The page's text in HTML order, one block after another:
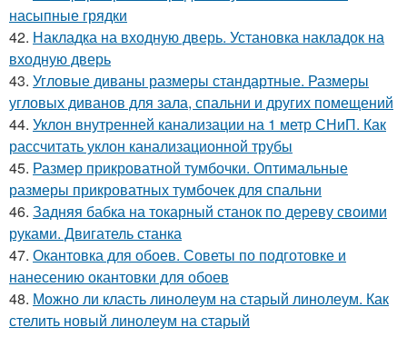
насыпные грядки
42. Накладка на входную дверь. Установка накладок на
входную дверь
43. Угловые диваны размеры стандартные. Размеры
угловых диванов для зала, спальни и других помещений
44. Уклон внутренней канализации на 1 метр СНиП. Как
рассчитать уклон канализационной трубы
45. Размер прикроватной тумбочки. Оптимальные
размеры прикроватных тумбочек для спальни
46. Задняя бабка на токарный станок по дереву своими
руками. Двигатель станка
47. Окантовка для обоев. Советы по подготовке и
нанесению окантовки для обоев
48. Можно ли класть линолеум на старый линолеум. Как
стелить новый линолеум на старый